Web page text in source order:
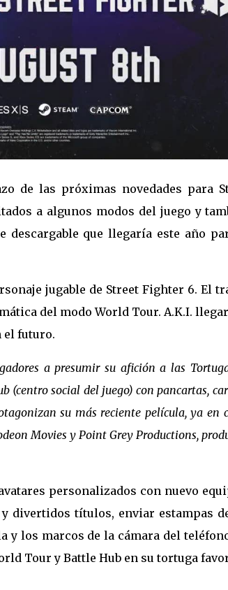
de las próximas novedades para
a algunos modos del juego y
que llegaría este año
jugable de Street Fighter 6. El
del modo World Tour. A.K.I.
el futuro.
a presumir su afición a las
(centro social del juego) con pancartas,
su más reciente película, ya en
Movies y Point Grey Productions,
personalizados con nuevo
divertidos títulos, enviar estampas
y los marcos de la cámara del
Tour y Battle Hub en su tortuga